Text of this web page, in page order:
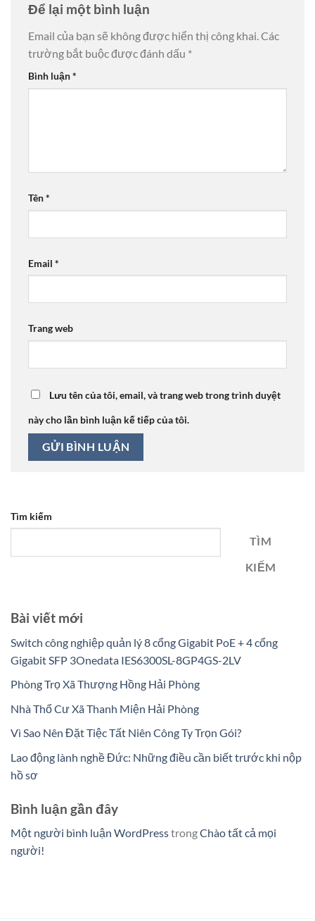
Để lại một bình luận
Email của bạn sẽ không được hiển thị công khai.Các
trường bắt buộc được đánh dấu *
Bình luận*
Tên*
Email *
Trang web
Lưu tên của tôi, email, và trang web trong trình duyệt
này cho lần bình luận kế tiếp của tôi.
Tìm kiếm
TÌM
KIẾM
Bài viết mới
Switch công nghiệp quản lý 8 cổng Gigabit PoE + 4 cổng
Gigabit SFP 3Onedata IES6300SL-8GP4GS-2LV
Phòng Trọ Xã Thượng Hồng Hải Phòng
Nhà Thổ Cư Xã Thanh Miện Hải Phòng
Vì Sao Nên Đặt Tiệc Tất Niên Công Ty Trọn Gói?
Lao động lành nghề Đức: Những điều cần biết trước khi nộp
hồ sơ
Bình luận gần đây
Một người bình luận WordPresstrongChào tất cả mọi
người!